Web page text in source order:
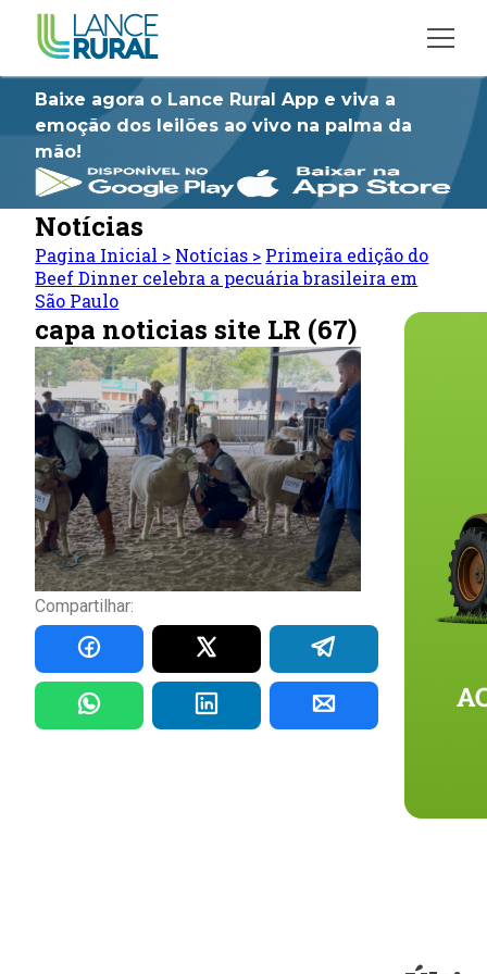
Baixe agora o Lance Rural App e viva a
emoção dos leilões ao vivo na palma da
mão!
Notícias
Pagina Inicial > Notícias > Primeira edição do
Beef Dinner celebra a pecuária brasileira em
São Paulo
capa noticias site LR (67)
Compartilhar: